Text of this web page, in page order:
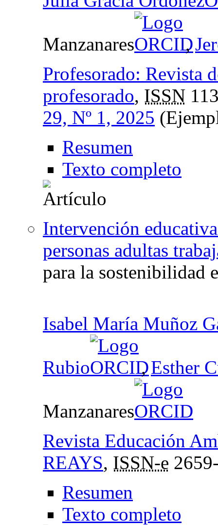
Manzanares ,
Profesorado: Revista
profesorado, ISSN
29, Nº 1, 2025
Resumen
Texto completo
Intervención
personas adultas
para la sostenibilidad
Isabel María Muñoz
Rubio ,Esther
Manzanares
Revista Educación
REAYS, ISSN-e
Resumen
Texto completo